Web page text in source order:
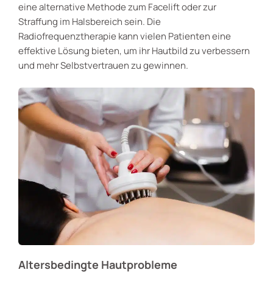
eine alternative Methode zum Facelift oder zur
Straffung im Halsbereich sein. Die
Radiofrequenztherapie kann vielen Patienten eine
effektive Lösung bieten, um ihr Hautbild zu verbessern
und mehr Selbstvertrauen zu gewinnen.
Altersbedingte Hautprobleme